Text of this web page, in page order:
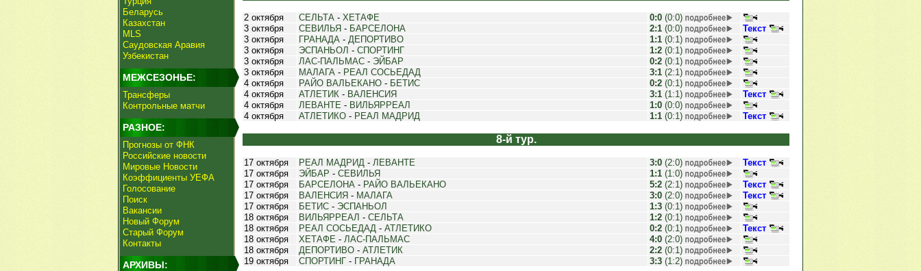
Беларусь
Казахстан
MLS
Саудовская Аравия
Узбекистан
МЕЖСЕЗОНЬЕ:
Трансферы
Контрольные матчи
РАЗНОЕ:
Прогнозы от ФНК
Российские новости
Мировые Новости
Коэффициенты УЕФА
Голосование
Поиск
Вакансии
Новый Форум
Старый Форум
Контакты
АРХИВЫ:
2 октября СЕЛЬТА - ХЕТАФЕ 0:0 (0:0)
3 октября
СЕВИЛЬЯ - БАРСЕЛОНА 2:1 (0:0)
Текст
3 октября
ГРАНАДА - ДЕПОРТИВО 1:1 (0:1)
3 октября
ЭСПАНЬОЛ - СПОРТИНГ 1:2 (0:1)
3 октября
ЛАС-ПАЛЬМАС - ЭЙБАР 0:2 (0:1)
3 октября
МАЛАГА - РЕАЛ СОСЬЕДАД 3:1 (2:1)
4 октября
РАЙО ВАЛЬЕКАНО - БЕТИС 0:2 (0:1)
4 октября
АТЛЕТИК - ВАЛЕНСИЯ 3:1 (1:1)
Текст
4 октября
ЛЕВАНТЕ - ВИЛЬЯРРЕАЛ 1:0 (0:0)
4 октября
АТЛЕТИКО - РЕАЛ МАДРИД 1:1 (0:1) Текст
8-й тур.
17 октября РЕАЛ МАДРИД - ЛЕВАНТЕ 3:0 (2:0)
Текст
17 октября
ЭЙБАР - СЕВИЛЬЯ 1:1 (1:0)
17 октября
БАРСЕЛОНА - РАЙО ВАЛЬЕКАНО 5:2 (2:1)
Текст
17 октября
ВАЛЕНСИЯ - МАЛАГА 3:0 (2:0)
Текст
17 октября
БЕТИС - ЭСПАНЬОЛ 1:3 (0:1)
18 октября
ВИЛЬЯРРЕАЛ - СЕЛЬТА 1:2 (0:1)
18 октября
РЕАЛ СОСЬЕДАД - АТЛЕТИКО 0:2 (0:1)
Текст
18 октября
ХЕТАФЕ - ЛАС-ПАЛЬМАС 4:0 (2:0)
18 октября
ДЕПОРТИВО - АТЛЕТИК 2:2 (0:1)
19 октября
СПОРТИНГ - ГРАНАДА 3:3 (1:2)